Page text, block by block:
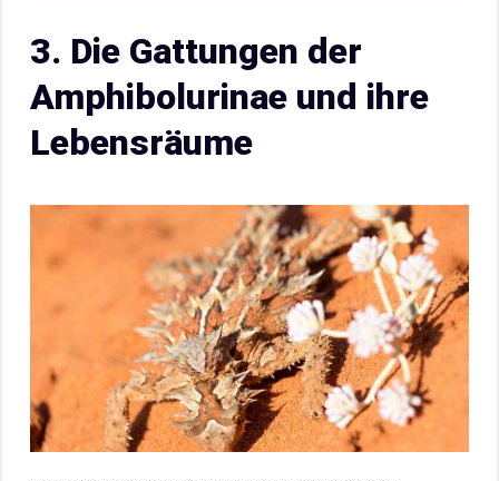
3. Die Gattungen der
Amphibolurinae und ihre
Lebensräume